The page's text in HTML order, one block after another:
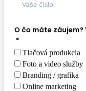
O čo máte
Tlačová produkcia
Foto a video služby
Branding / grafika
Online marketing